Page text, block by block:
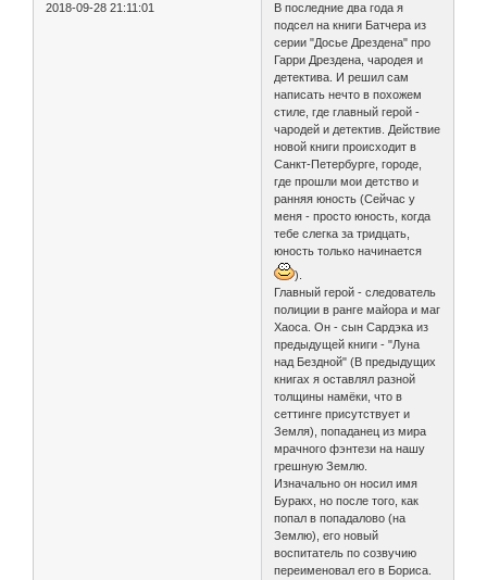
2018-09-28 21:11:01
В последние два года я
подсел на книги Батчера из
серии "Досье Дрездена" про
Гарри Дрездена, чародея и
детектива. И решил сам
написать нечто в похожем
стиле, где главный герой -
чародей и детектив. Действие
новой книги происходит в
Санкт-Петербурге, городе,
где прошли мои детство и
ранняя юность (Сейчас у
меня - просто юность, когда
тебе слегка за тридцать,
юность только начинается
).
Главный герой - следователь
полиции в ранге майора и маг
Хаоса. Он - сын Сардэка из
предыдущей книги - "Луна
над Бездной" (В предыдущих
книгах я оставлял разной
толщины намёки, что в
сеттинге присутствует и
Земля), попаданец из мира
мрачного фэнтези на нашу
грешную Землю.
Изначально он носил имя
Буракх, но после того, как
попал в попадалово (на
Землю), его новый
воспитатель по созвучию
переименовал его в Бориса.